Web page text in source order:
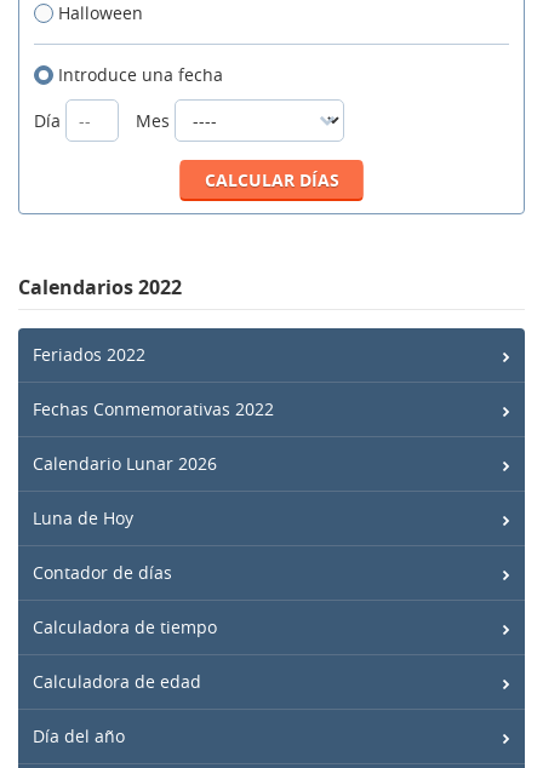
Halloween
Introduce una fecha
Día
Mes
Calendarios 2022
Feriados 2022
Fechas Conmemorativas 2022
Calendario Lunar 2026
Luna de Hoy
Contador de días
Calculadora de tiempo
Calculadora de edad
Día del año